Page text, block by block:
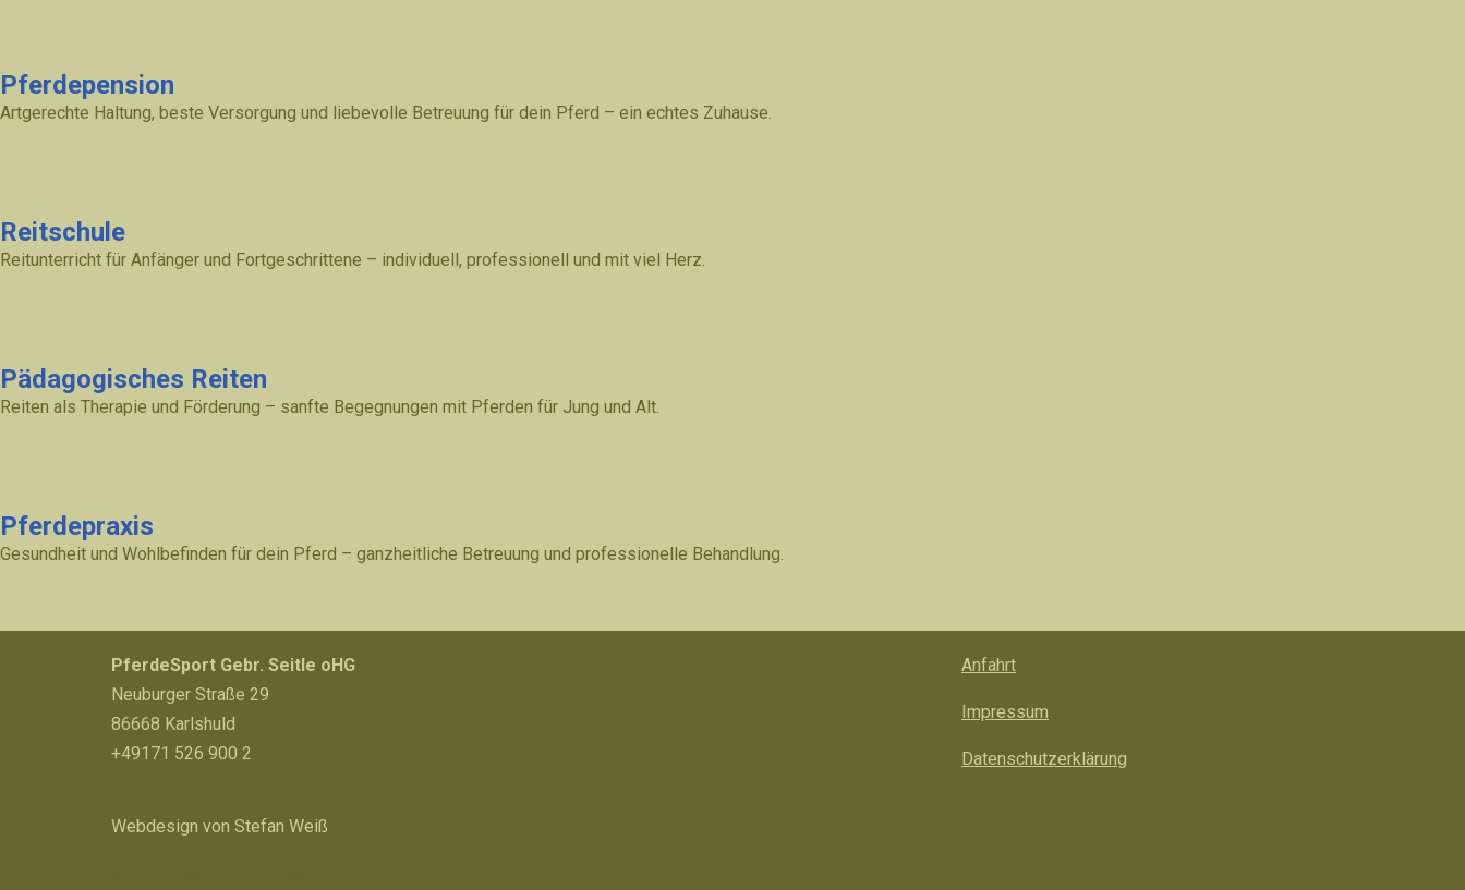
Pferdepension
Artgerechte Haltung, beste Versorgung und liebevolle Betreuung für dein Pferd – ein echtes Zuhause.
Reitschule
Reitunterricht für Anfänger und Fortgeschrittene – individuell, professionell und mit viel Herz.
Pädagogisches Reiten
Reiten als Therapie und Förderung – sanfte Begegnungen mit Pferden für Jung und Alt.
Pferdepraxis
Gesundheit und Wohlbefinden für dein Pferd – ganzheitliche Betreuung und professionelle Behandlung.
PferdeSport Gebr. Seitle oHG
Neuburger Straße 29
86668 Karlshuld
+49171 526 900 2
Webdesign von Stefan Weiß
Anfahrt
Impressum
Datenschutzerklärung